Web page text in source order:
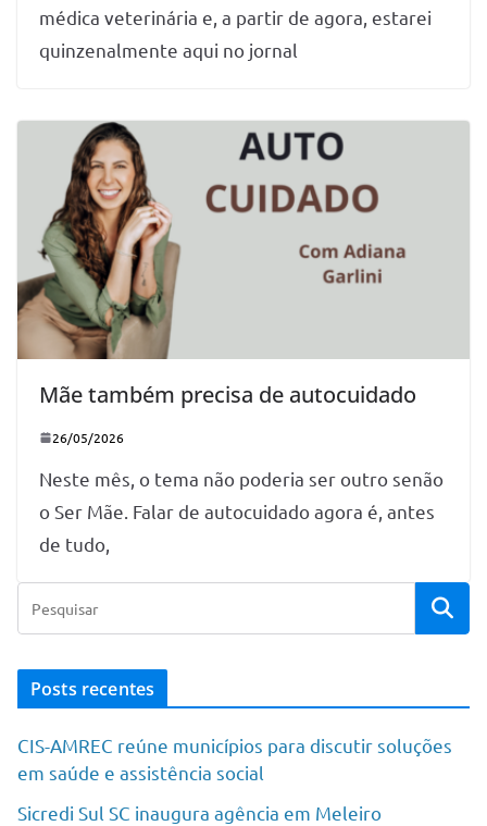
médica veterinária e, a partir de agora, estarei
quinzenalmente aqui no jornal
Mãe também precisa de autocuidado
26/05/2026
Neste mês, o tema não poderia ser outro senão
o Ser Mãe. Falar de autocuidado agora é, antes
de tudo,
Posts recentes
CIS-AMREC reúne municípios para discutir soluções
em saúde e assistência social
Sicredi Sul SC inaugura agência em Meleiro